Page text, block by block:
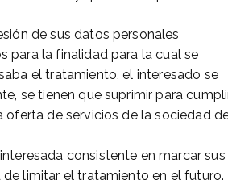
de sus datos personales
para la finalidad para la cual se
el tratamiento, el interesado se
se tienen que suprimir para
de servicios de la sociedad
consistente en marcar sus
limitar el tratamiento en el futuro.